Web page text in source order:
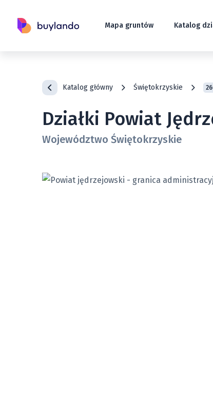
Mapa gruntów Katalog
Katalog główny Świętokrzyskie
Działki Powiat
Województwo Świętokrzyskie